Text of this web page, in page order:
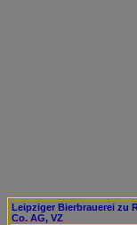
Leipziger Bierbrauerei zu
Co. AG, VZ